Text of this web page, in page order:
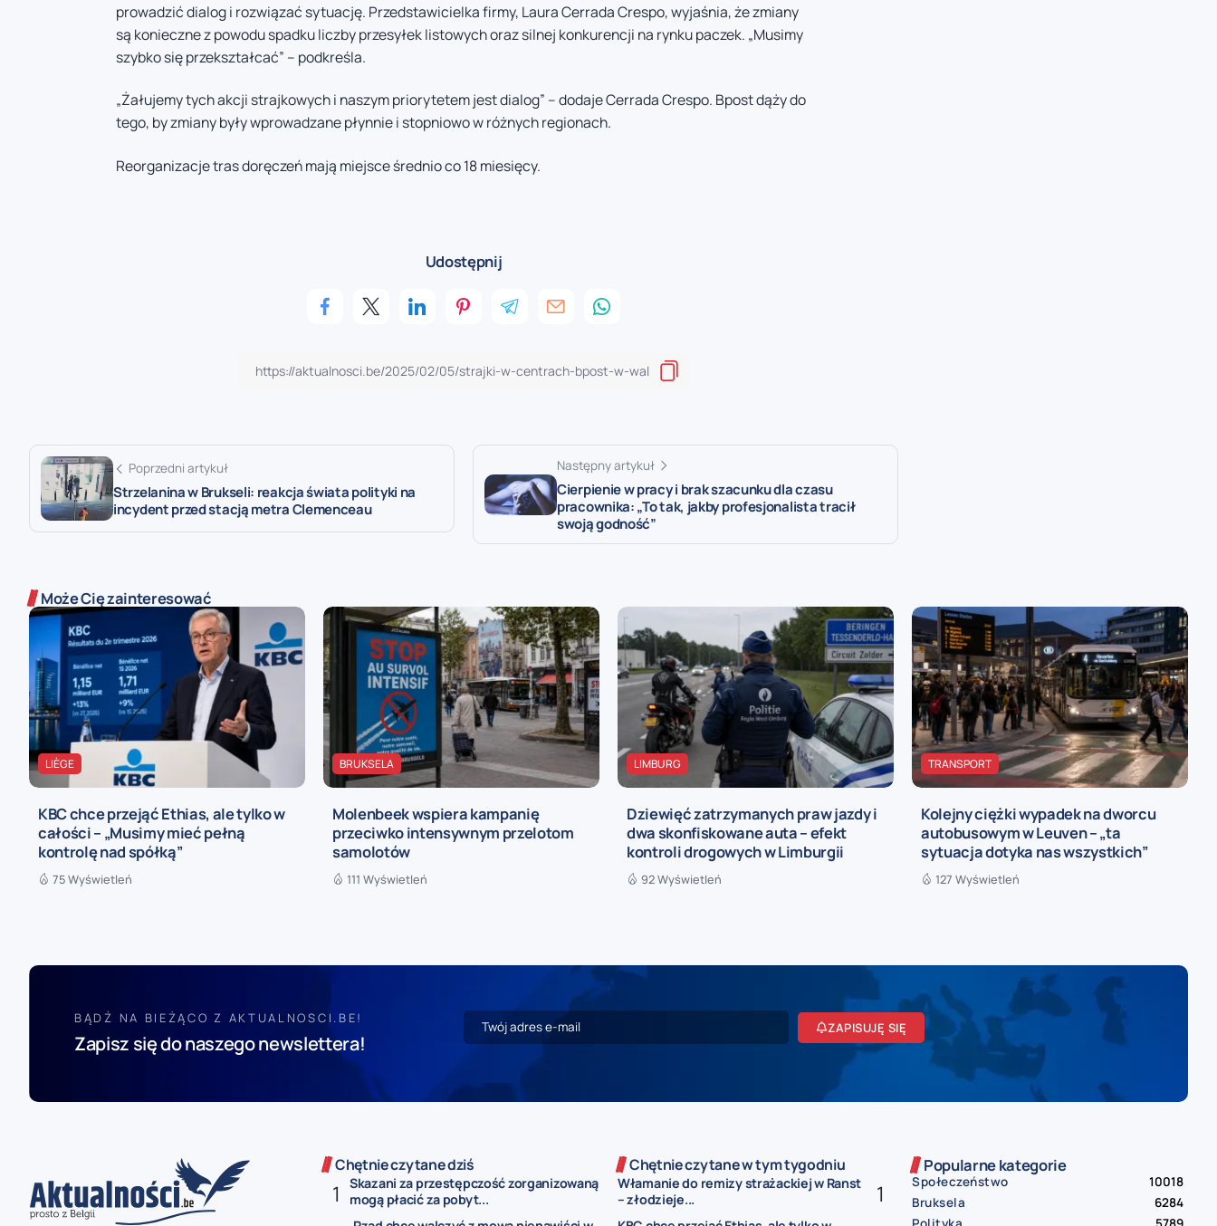
prowadzić dialog i rozwiązać sytuację. Przedstawicielka firmy, Laura Cerrada Crespo, wyjaśnia, że zmiany
są konieczne z powodu spadku liczby przesyłek listowych oraz silnej konkurencji na rynku paczek. „Musimy
szybko się przekształcać” – podkreśla.
„Żałujemy tych akcji strajkowych i naszym priorytetem jest dialog” – dodaje Cerrada Crespo. Bpost dąży do
tego, by zmiany były wprowadzane płynnie i stopniowo w różnych regionach.
Reorganizacje tras doręczeń mają miejsce średnio co 18 miesięcy.
Udostępnij
Poprzedni artykuł
Strzelanina w Brukseli: reakcja świata polityki na
incydent przed stacją metra Clemenceau
Następny artykuł
Cierpienie w pracy i brak szacunku dla czasu
pracownika: „To tak, jakby profesjonalista tracił
swoją godność”
Może Cię zainteresować
LIÈGE
KBC chce przejąć Ethias, ale tylko w
całości – „Musimy mieć pełną
kontrolę nad spółką”
75 Wyświetleń
BRUKSELA
Molenbeek wspiera kampanię
przeciwko intensywnym przelotom
samolotów
111 Wyświetleń
LIMBURG
Dziewięć zatrzymanych praw jazdy i
dwa skonfiskowane auta – efekt
kontroli drogowych w Limburgii
92 Wyświetleń
TRANSPORT
Kolejny ciężki wypadek na dworcu
autobusowym w Leuven – „ta
sytuacja dotyka nas wszystkich”
127 Wyświetleń
BĄDŹ NA BIEŻĄCO Z AKTUALNOSCI.BE!
Zapisz się do naszego newslettera!
ZAPISUJĘ SIĘ
Chętnie czytane dziś
Skazani za przestępczość zorganizowaną
mogą płacić za pobyt...
Chętnie czytane w tym tygodniu
Włamanie do remizy strażackiej w Ranst
– złodzieje...
Popularne kategorie
Społeczeństwo
10018
Bruksela
6284